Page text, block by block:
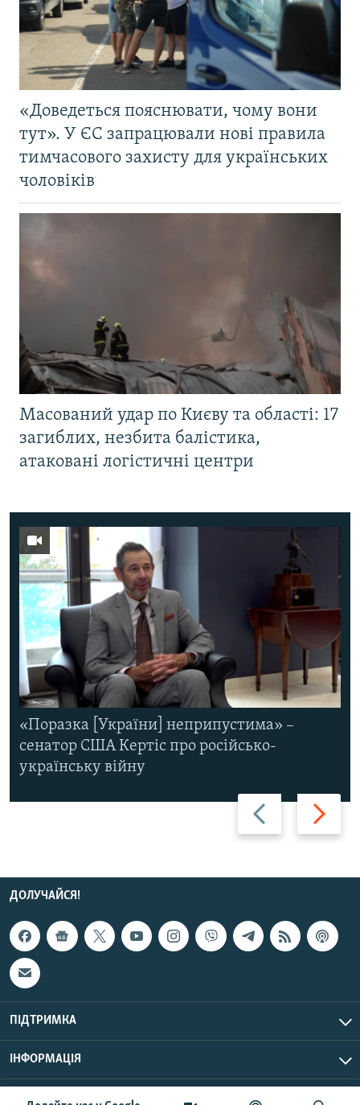
«Доведеться пояснювати, чому вони
тут». У ЄС запрацювали нові правила
тимчасового захисту для українських
чоловіків
Масований удар по Києву та області: 17
загиблих, незбита балістика,
атаковані логістичні центри
Назад Вперед
«Поразка [України] неприпустима» –
сенатор США Кертіс про російсько-
українську війну
ДОЛУЧАЙСЯ!
ПІДТРИМКА
ІНФОРМАЦІЯ
© Радіо Свобода, 2026 | Усі права застережено.
UTC+3